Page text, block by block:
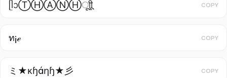
ᥫᩣⓉⒽⒶⓃⒽㅤूाीू COPY
ท¡ℯ COPY
ミ★κɧáηɧ★彡 COPY